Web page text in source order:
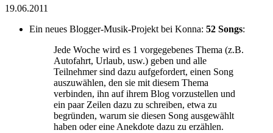
19.06.2011
Ein neues Blogger-Musik-Projekt bei Konna: 52 Songs:
Jede Woche wird es 1 vorgegebenes Thema (z.B.
Autofahrt, Urlaub, usw.) geben und alle
Teilnehmer sind dazu aufgefordert, einen Song
auszuwählen, den sie mit diesem Thema
verbinden, ihn auf ihrem Blog vorzustellen und
ein paar Zeilen dazu zu schreiben, etwa zu
begründen, warum sie diesen Song ausgewählt
haben oder eine Anekdote dazu zu erzählen.